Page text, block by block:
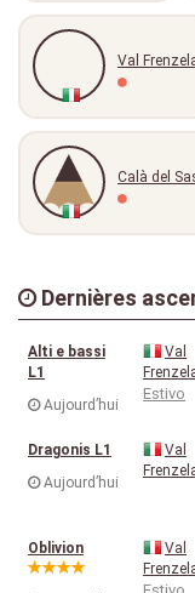
Val
Calà del
Dernières
Alti e bassi
L1
Aujourd’hui
Val
Estivo
Dragonis L1
Aujourd’hui
Val
Oblivion
Val